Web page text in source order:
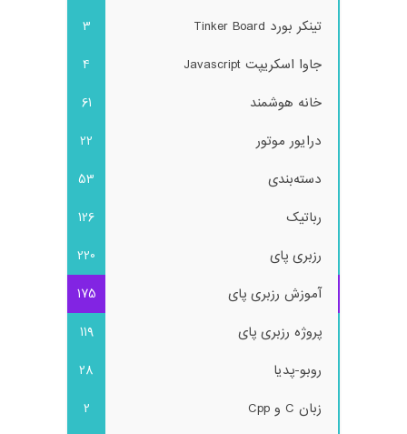
تینکر بورد Tinker Board
3
جاوا اسکریپت Javascript
4
خانه هوشمند
61
درایور موتور
22
دسته‌بندی
53
رباتیک
126
رزبری پای
220
آموزش رزبری پای
175
پروژه رزبری پای
119
روبو-پدیا
28
زبان C و Cpp
2